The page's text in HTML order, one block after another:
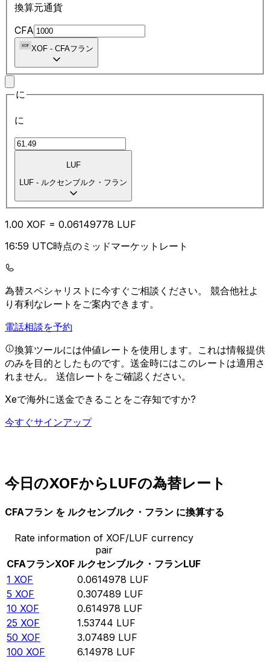
換算元通貨
CFA
XOF - CFAフラン
に
に
LUF
LUF - ルクセンブルク・フラン
1.00 XOF = 0.06149778 LUF
16:59 UTC時点のミッドマーケットレート
為替スペシャリストに今すぐご相談ください。 競合他社よ
り有利なレートをご案内できます。
電話相談を予約
換算ツールには仲値レートを使用します。これは情報提供
のみを目的としたものです。送金時にはこのレートは適用さ
れません。 送信レートをご確認ください。
Xeで海外に送金できることをご存知ですか?
今すぐサインアップ
今日のXOFからLUFの為替レート
CFAフラン を ルクセンブルク・フラン に換算する
Rate information of XOF/LUF currency
pair
CFAフランXOF ルクセンブルク・フランLUF
1 XOF 0.0614978 LUF
5 XOF 0.307489 LUF
10 XOF 0.614978 LUF
25 XOF 1.53744 LUF
50 XOF 3.07489 LUF
100 XOF 6.14978 LUF